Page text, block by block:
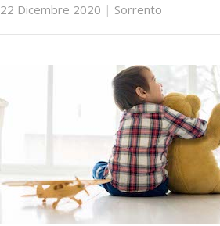
22 Dicembre 2020 | Sorrento